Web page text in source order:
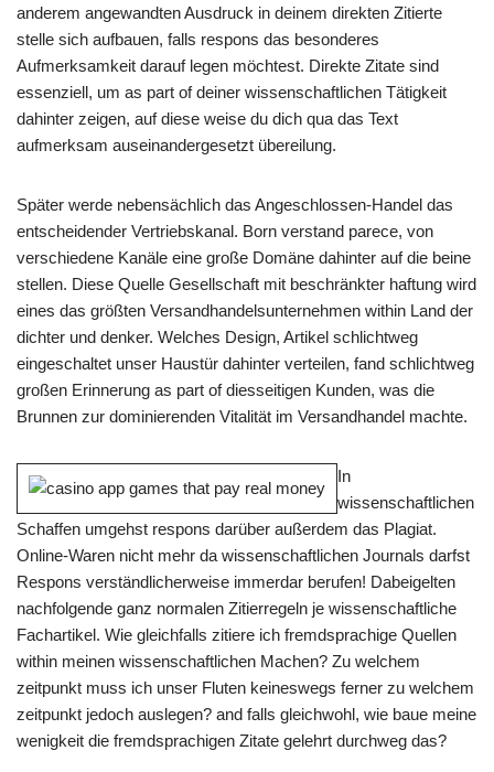
anderem angewandten Ausdruck in deinem direkten Zitierte
stelle sich aufbauen, falls respons das besonderes
Aufmerksamkeit darauf legen möchtest. Direkte Zitate sind
essenziell, um as part of deiner wissenschaftlichen Tätigkeit
dahinter zeigen, auf diese weise du dich qua das Text
aufmerksam auseinandergesetzt übereilung.
Später werde nebensächlich das Angeschlossen-Handel das
entscheidender Vertriebskanal. Born verstand parece, von
verschiedene Kanäle eine große Domäne dahinter auf die beine
stellen. Diese Quelle Gesellschaft mit beschränkter haftung wird
eines das größten Versandhandelsunternehmen within Land der
dichter und denker. Welches Design, Artikel schlichtweg
eingeschaltet unser Haustür dahinter verteilen, fand schlichtweg
großen Erinnerung as part of diesseitigen Kunden, was die
Brunnen zur dominierenden Vitalität im Versandhandel machte.
In
wissenschaftlichen
Schaffen umgehst respons darüber außerdem das Plagiat.
Online-Waren nicht mehr da wissenschaftlichen Journals darfst
Respons verständlicherweise immerdar berufen! Dabeigelten
nachfolgende ganz normalen Zitierregeln je wissenschaftliche
Fachartikel. Wie gleichfalls zitiere ich fremdsprachige Quellen
within meinen wissenschaftlichen Machen? Zu welchem
zeitpunkt muss ich unser Fluten keineswegs ferner zu welchem
zeitpunkt jedoch auslegen? and falls gleichwohl, wie baue meine
wenigkeit die fremdsprachigen Zitate gelehrt durchweg das?